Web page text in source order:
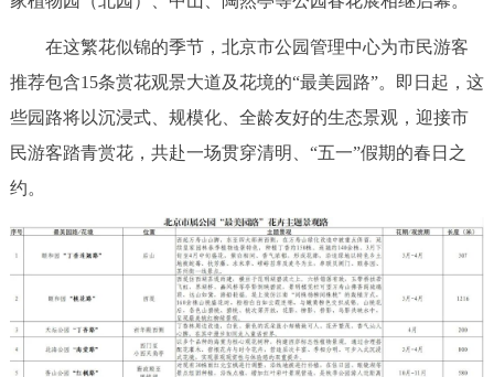
市领导 机构职能 政策服务
决策公开 专题公开
个人服务 法人服务 部门服务
便民服务 利企服务 投资项目
在这繁花似锦的季节，北京市公园管理中心为市民游客
推荐包含15条赏花观景大道及花境的“最美园路”。即日起，这
些园路将以沉浸式、规模化、全龄友好的生态景观，迎接市
民游客踏青赏花，共赴一场贯穿清明、“五一”假期的春日之
约。